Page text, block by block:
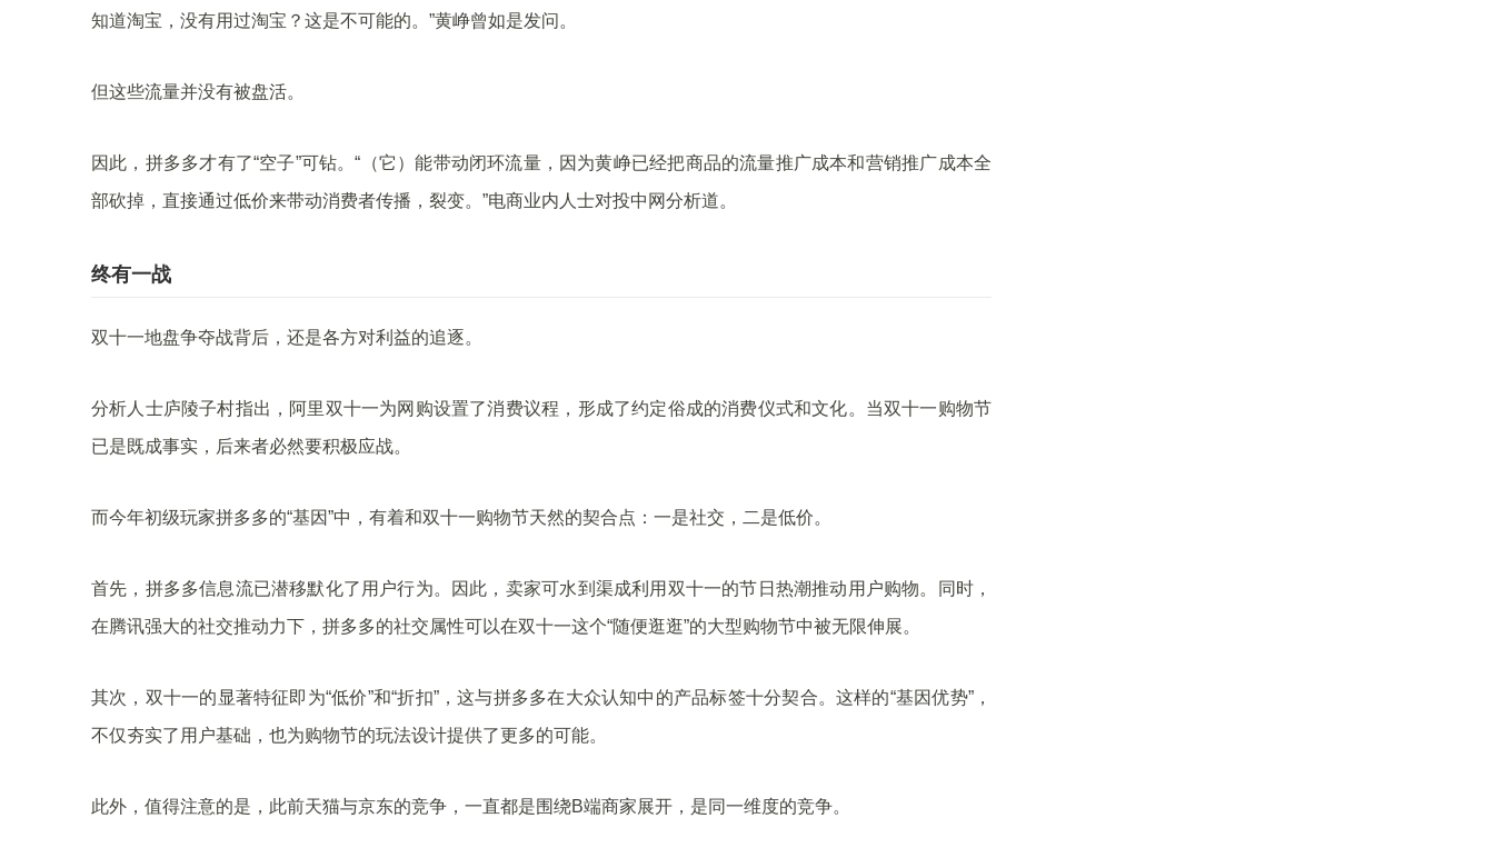
知道淘宝，没有用过淘宝？这是不可能的。”黄峥曾如是发问。
但这些流量并没有被盘活。
因此，拼多多才有了“空子”可钻。“（它）能带动闭环流量，因为黄峥已经把商品的流量推广成本和营销推广成本全
部砍掉，直接通过低价来带动消费者传播，裂变。”电商业内人士对投中网分析道。
终有一战
双十一地盘争夺战背后，还是各方对利益的追逐。
分析人士庐陵子村指出，阿里双十一为网购设置了消费议程，形成了约定俗成的消费仪式和文化。当双十一购物节
已是既成事实，后来者必然要积极应战。
而今年初级玩家拼多多的“基因”中，有着和双十一购物节天然的契合点：一是社交，二是低价。
首先，拼多多信息流已潜移默化了用户行为。因此，卖家可水到渠成利用双十一的节日热潮推动用户购物。同时，
在腾讯强大的社交推动力下，拼多多的社交属性可以在双十一这个“随便逛逛”的大型购物节中被无限伸展。
其次，双十一的显著特征即为“低价”和“折扣”，这与拼多多在大众认知中的产品标签十分契合。这样的“基因优势”，
不仅夯实了用户基础，也为购物节的玩法设计提供了更多的可能。
此外，值得注意的是，此前天猫与京东的竞争，一直都是围绕B端商家展开，是同一维度的竞争。